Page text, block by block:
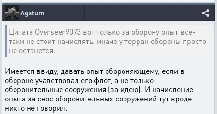
Agatum
Цитата Overseer9073 вот только за оборону опыт все-
таки не стоит начислять. иначе у терран обороны просто
не останется.
Имеется ввиду, давать опыт обороняющему, если в
обороне учавствовал его флот, а не только
оборонительные сооружения (за идею). И начисление
опыта за снос оборонительных сооружений тут вроде
никто не говорил.